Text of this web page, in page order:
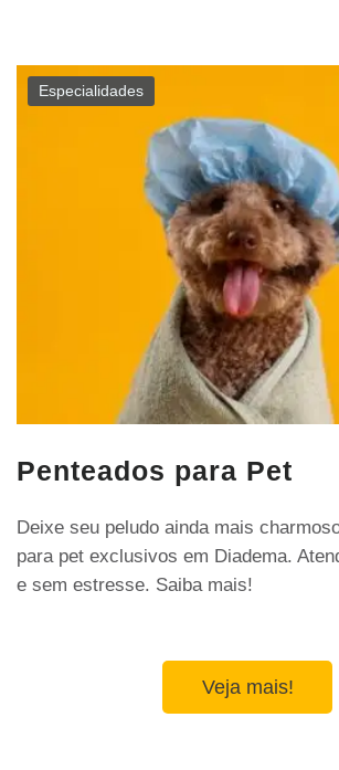
Especialidades
Penteados para Pet
Deixe seu peludo ainda mais
para pet exclusivos em Diadema.
e sem estresse. Saiba mais!
Veja mais!